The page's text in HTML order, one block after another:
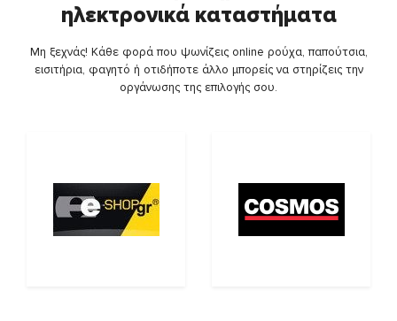
ηλεκτρονικά καταστήματα
Μη ξεχνάς! Κάθε φορά που ψωνίζεις online ρούχα, παπούτσια,
εισιτήρια, φαγητό ή οτιδήποτε άλλο μπορείς να στηρίζεις την
οργάνωσης της επιλογής σου.